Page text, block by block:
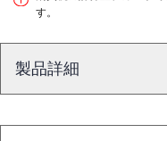
す。
製品詳細